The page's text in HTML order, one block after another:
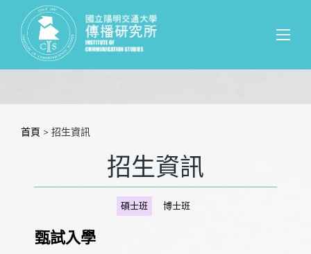
首頁 > 招生資訊
招生資訊
碩士班 博士班
甄試入學